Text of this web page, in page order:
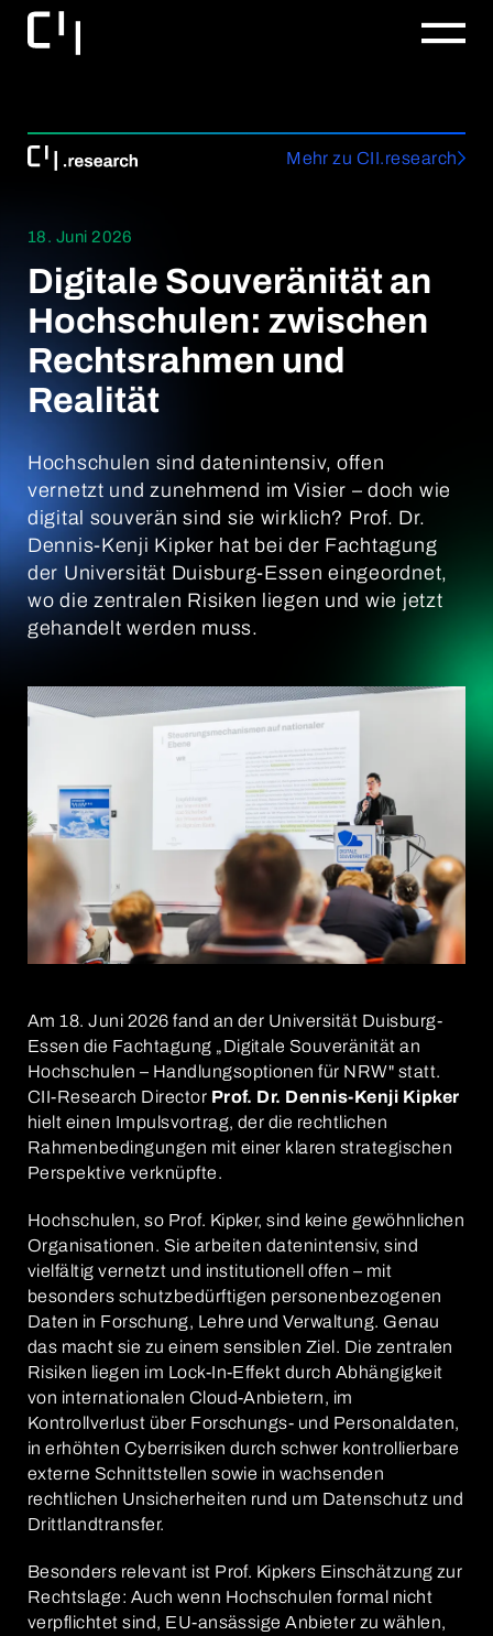
Mehr zu CII.research
18. Juni 2026
Digitale Souveränität an
Hochschulen: zwischen
Rechtsrahmen und
Realität
Hochschulen sind datenintensiv, offen
vernetzt und zunehmend im Visier – doch wie
digital souverän sind sie wirklich? Prof. Dr.
Dennis-Kenji Kipker hat bei der Fachtagung
der Universität Duisburg-Essen eingeordnet,
wo die zentralen Risiken liegen und wie jetzt
gehandelt werden muss.
Am 18. Juni 2026 fand an der Universität Duisburg-
Essen die Fachtagung „Digitale Souveränität an
Hochschulen – Handlungsoptionen für NRW" statt.
CII-Research Director Prof. Dr. Dennis-Kenji Kipker
hielt einen Impulsvortrag, der die rechtlichen
Rahmenbedingungen mit einer klaren strategischen
Perspektive verknüpfte.
Hochschulen, so Prof. Kipker, sind keine gewöhnlichen
Organisationen. Sie arbeiten datenintensiv, sind
vielfältig vernetzt und institutionell offen – mit
besonders schutzbedürftigen personenbezogenen
Daten in Forschung, Lehre und Verwaltung. Genau
das macht sie zu einem sensiblen Ziel. Die zentralen
Risiken liegen im Lock-In-Effekt durch Abhängigkeit
von internationalen Cloud-Anbietern, im
Kontrollverlust über Forschungs- und Personaldaten,
in erhöhten Cyberrisiken durch schwer kontrollierbare
externe Schnittstellen sowie in wachsenden
rechtlichen Unsicherheiten rund um Datenschutz und
Drittlandtransfer.
Besonders relevant ist Prof. Kipkers Einschätzung zur
Rechtslage: Auch wenn Hochschulen formal nicht
verpflichtet sind, EU-ansässige Anbieter zu wählen,